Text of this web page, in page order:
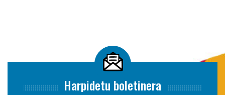
Harpidetu boletinera